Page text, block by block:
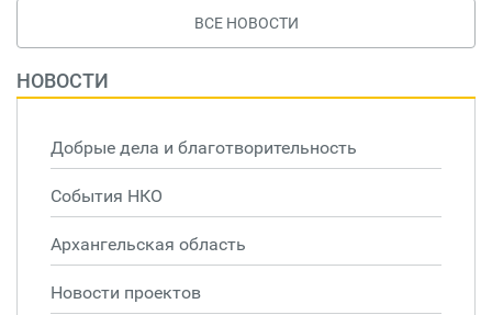
ВСЕ НОВОСТИ
НОВОСТИ
Добрые дела и благотворительность
События НКО
Архангельская область
Новости проектов